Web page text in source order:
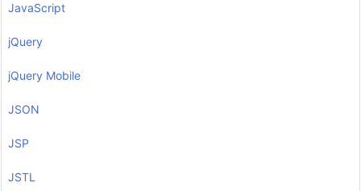
JavaScript
jQuery
jQuery Mobile
JSON
JSP
JSTL